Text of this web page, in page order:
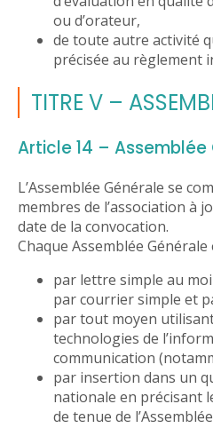
ou d’orateur,
de toute autre activité
précisée au règlement
TITRE V –
Article 14 –
L’Assemblée Générale se
membres de l’association à
date de la convocation.
Chaque Assemblée
par lettre simple au
par courrier simple et
par tout moyen
technologies de
communication
par insertion dans un
nationale en précisant
de tenue de